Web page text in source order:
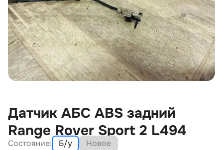
Датчик АБС ABS задний
Range Rover Sport 2 L494
Состояние: Б/у
Новое